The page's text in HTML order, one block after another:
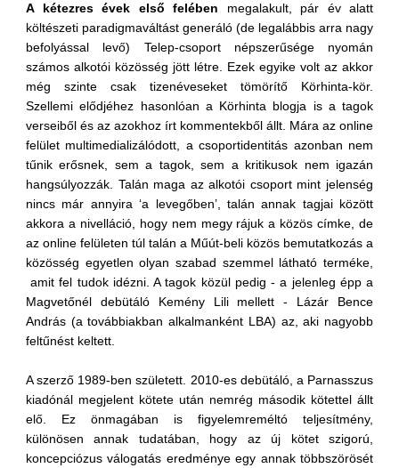
A kétezres évek első felében megalakult, pár év alatt
költészeti paradigmaváltást generáló (de legalábbis arra nagy
befolyással levő) Telep-csoport népszerűsége nyomán
számos alkotói közösség jött létre. Ezek egyike volt az akkor
még szinte csak tizenéveseket tömörítő Körhinta-kör.
Szellemi elődjéhez hasonlóan a Körhinta blogja is a tagok
verseiből és az azokhoz írt kommentekből állt. Mára az online
felület multimedializálódott, a csoportidentitás azonban nem
tűnik erősnek, sem a tagok, sem a kritikusok nem igazán
hangsúlyozzák. Talán maga az alkotói csoport mint jelenség
nincs már annyira ‘a levegőben’, talán annak tagjai között
akkora a nivelláció, hogy nem megy rájuk a közös címke, de
az online felületen túl talán a Műút-beli közös bemutatkozás a
közösség egyetlen olyan szabad szemmel látható terméke,
amit fel tudok idézni. A tagok közül pedig - a jelenleg épp a
Magvetőnél debütáló Kemény Lili mellett - Lázár Bence
András (a továbbiakban alkalmanként LBA) az, aki nagyobb
feltűnést keltett.
A szerző 1989-ben született. 2010-es debütáló, a Parnasszus
kiadónál megjelent kötete után nemrég második kötettel állt
elő. Ez önmagában is figyelemreméltó teljesítmény,
különösen annak tudatában, hogy az új kötet szigorú,
koncepciózus válogatás eredménye egy annak többszörösét